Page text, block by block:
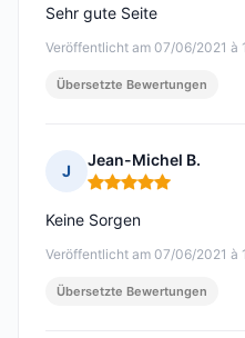
Veröffentlicht am 07/06/2021 à
Sehr gute Seite
Übersetzte Bewertungen
J
Jean-Michel B.
Hinweis: 5 von 5
Veröffentlicht am 07/06/2021 à
Keine Sorgen
Übersetzte Bewertungen